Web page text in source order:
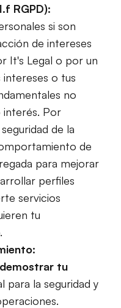
RGPD):
si son
de intereses
It's Legal o por un
o tus
no
interés. Por
de la
de
para mejorar
perfiles
servicios
tu
tu
para la seguridad y